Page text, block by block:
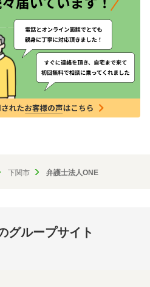
下関市 弁護士法人ONE
グループサイト